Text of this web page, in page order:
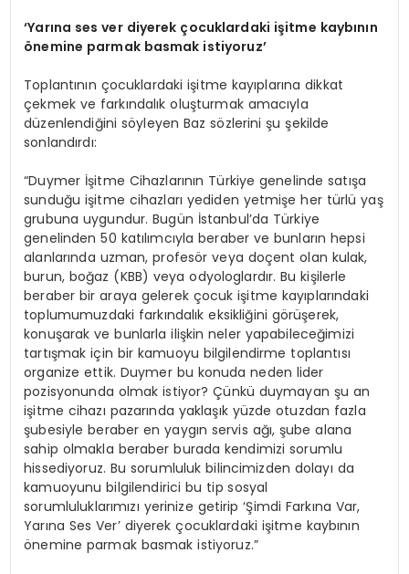
‘Yarına ses ver diyerek çocuklardaki işitme kaybının
önemine parmak basmak istiyoruz’
Toplantının çocuklardaki işitme kayıplarına dikkat
çekmek ve farkındalık oluşturmak amacıyla
düzenlendiğini söyleyen Baz sözlerini şu şekilde
sonlandırdı:
“Duymer İşitme Cihazlarının Türkiye genelinde satışa
sunduğu işitme cihazları yediden yetmişe her türlü yaş
grubuna uygundur. Bugün İstanbul’da Türkiye
genelinden 50 katılımcıyla beraber ve bunların hepsi
alanlarında uzman, profesör veya doçent olan kulak,
burun, boğaz (KBB) veya odyologlardır. Bu kişilerle
beraber bir araya gelerek çocuk işitme kayıplarındaki
toplumumuzdaki farkındalık eksikliğini görüşerek,
konuşarak ve bunlarla ilişkin neler yapabileceğimizi
tartışmak için bir kamuoyu bilgilendirme toplantısı
organize ettik. Duymer bu konuda neden lider
pozisyonunda olmak istiyor? Çünkü duymayan şu an
işitme cihazı pazarında yaklaşık yüzde otuzdan fazla
şubesiyle beraber en yaygın servis ağı, şube alana
sahip olmakla beraber burada kendimizi sorumlu
hissediyoruz. Bu sorumluluk bilincimizden dolayı da
kamuoyunu bilgilendirici bu tip sosyal
sorumluluklarımızı yerinize getirip ‘Şimdi Farkına Var,
Yarına Ses Ver’ diyerek çocuklardaki işitme kaybının
önemine parmak basmak istiyoruz.”